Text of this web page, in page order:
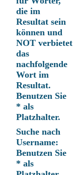
die im
Resultat sein
können und
NOT verbietet
das
nachfolgende
Wort im
Resultat.
Benutzen Sie
* als
Platzhalter.
Suche nach
Username:
Benutzen Sie
* als